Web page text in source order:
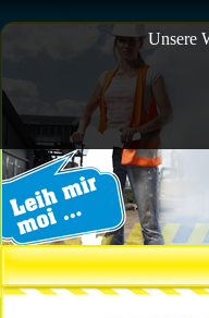
Unsere